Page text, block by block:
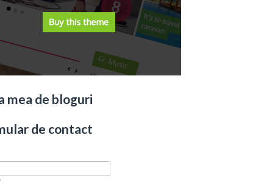
mea de bloguri
de contact